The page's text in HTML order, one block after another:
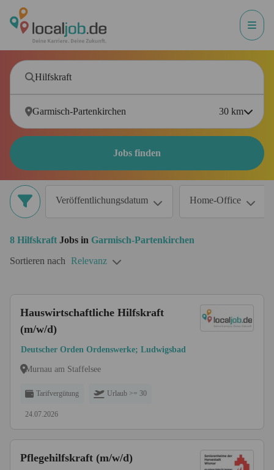
30 km
Jobs finden
Veröffentlichungsdatum Home-Office
8 Hilfskraft Jobs in Garmisch-Partenkirchen
Sortieren nach Relevanz
Hauswirtschaftliche Hilfskraft
(m/w/d)
Deutscher Orden Ordenswerke; Ludwigsbad
Murnau am Staffelsee
Tarifvergütung Urlaub >= 30
24.07.2026
Pflegehilfskraft (m/w/d)